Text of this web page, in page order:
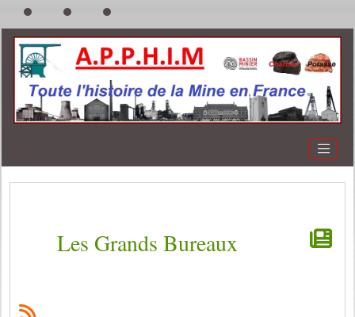
Les Grands Bureaux